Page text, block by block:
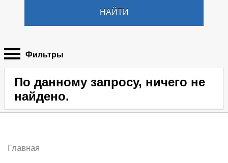
НАЙТИ
Фильтры
По данному запросу, ничего не
найдено.
Главная